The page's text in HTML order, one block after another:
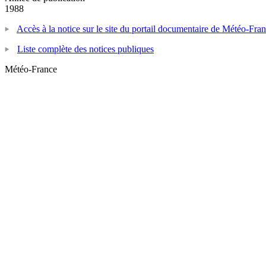
1988
Accès à la notice sur le site du portail documentaire de Météo-
Liste complète des notices publiques
Météo-France